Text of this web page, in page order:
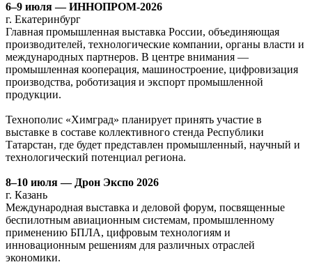
6–9 июля — ИННОПРОМ-2026
г. Екатеринбург
Главная промышленная выставка России, объединяющая
производителей, технологические компании, органы власти и
международных партнеров. В центре внимания —
промышленная кооперация, машиностроение, цифровизация
производства, роботизация и экспорт промышленной
продукции.
Технополис «Химград» планирует принять участие в
выставке в составе коллективного стенда Республики
Татарстан, где будет представлен промышленный, научный и
технологический потенциал региона.
8–10 июля — Дрон Экспо 2026
г. Казань
Международная выставка и деловой форум, посвященные
беспилотным авиационным системам, промышленному
применению БПЛА, цифровым технологиям и
инновационным решениям для различных отраслей
экономики.